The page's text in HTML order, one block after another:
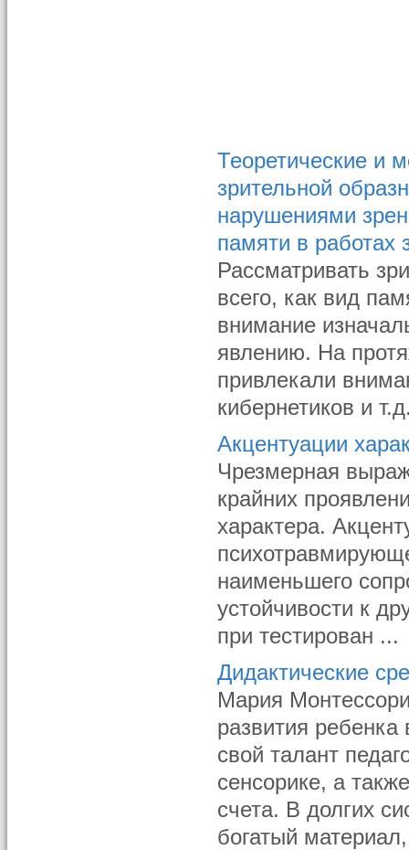
Теоретические и
зрительной
нарушениями
памяти в работах
Рассматривать
всего, как вид
внимание
явлению. На
привлекали
кибернетиков и
Акцентуации
Чрезмерная
крайних
характера.
наименьшего
устойчивости к
при тестирован ...
Дидактические
Мария
развития
свой талант
сенсорике, а
счета. В долгих
богатый